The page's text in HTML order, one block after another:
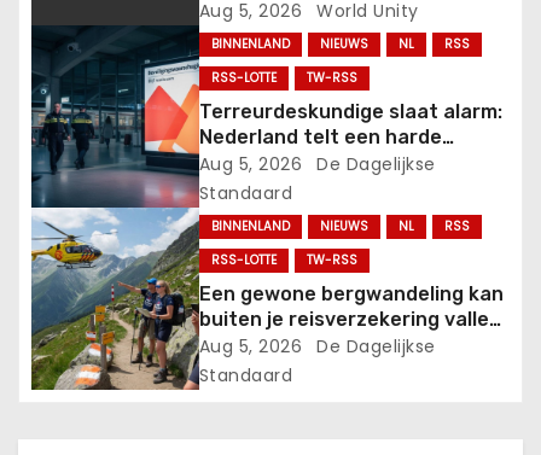
t
i
e
privégroepen met het
Orwelliaanse
anti-“misinformatie”-plan.
Aug 5, 2026 World Unity
BINNENLAND NIEUWS NL
RSS
RSS-LOTTE
TW-RSS
Terreurdeskundige slaat alarm:
Nederland telt een harde
jihadistische kern van 500 man.
Aug 5, 2026
De Dagelijkse
Standaard
BINNENLAND NIEUWS NL
RSS
RSS-LOTTE
TW-RSS
Een gewone bergwandeling kan
buiten je reisverzekering vallen:
controleer dit vóór vertrek.
Aug 5, 2026
De Dagelijkse
Standaard